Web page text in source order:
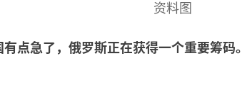
资料图
点急了，俄罗斯正在获得一个重要筹码。